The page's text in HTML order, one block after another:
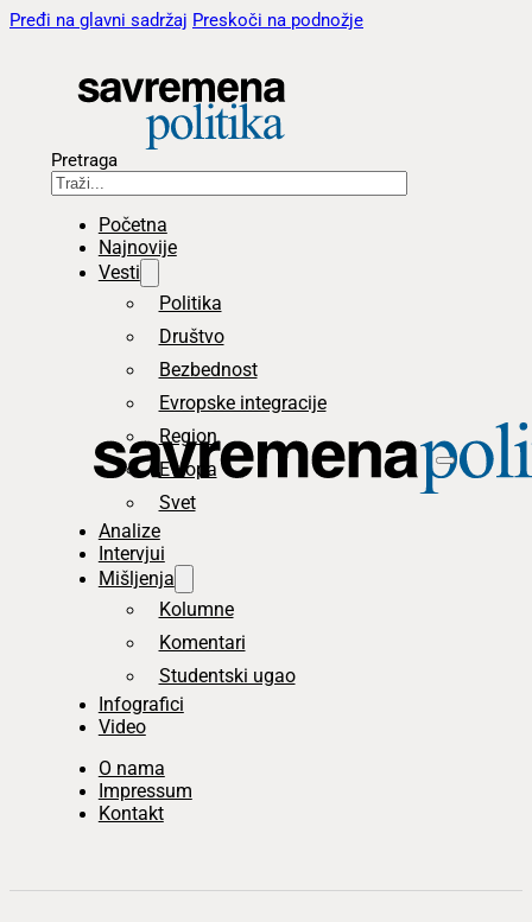
Pređi na glavni sadržaj Preskoči na podnožje
Pretraga
Početna
Najnovije
Vesti
Politika
Društvo
Bezbednost
Evropske integracije
Region
Evropa
Svet
Analize
Intervjui
Mišljenja
Kolumne
Komentari
Studentski ugao
Infografici
Video
O nama
Impressum
Kontakt